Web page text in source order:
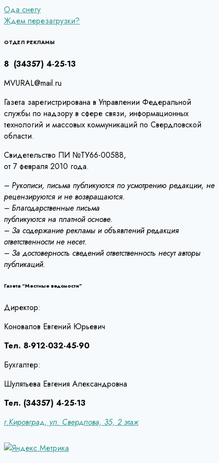
Навигация
по
записям
Ода снегу
Ждем перезагрузки?
ОТДЕЛ РЕКЛАМЫ
8 (34357) 4-25-13
MVURAL@mail.ru
Газета зарегистрирована в Управлении Федеральной
службы по надзору в сфере связи, информационных
технологий и массовых коммуникаций по Свердловской
области.
Свидетельство ПИ №ТУ66-00588,
от 7 февраля 2010 года.
– Рукописи, письма публикуются по усмотрению редакции, не
рецензируются и не возвращаются.
– Благодарственные письма
публикуются на платной основе.
– За содержание рекламы и объявлений редакция
ответственности не несет.
– За достоверность сведений ответственность несут авторы
публикаций.
Газета “Местные ведомости”
Директор:
Коновалов Евгений Юрьевич
Тел. 8-912-032-45-90
Бухгалтер:
Шулятьева Евгения Александровна
Тел. (34357) 4-25-13
г.Кировград, ул. Свердлова, 35, 2 этаж